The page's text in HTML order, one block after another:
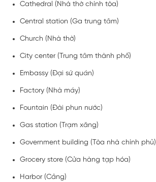
Cathedral (Nhà thờ chính tòa)
Central station (Ga trung tâm)
Church (Nhà thờ)
City center (Trung tâm thành phố)
Embassy (Đại sứ quán)
Factory (Nhà máy)
Fountain (Đài phun nước)
Gas station (Trạm xăng)
Government building (Tòa nhà chính phủ)
Grocery store (Cửa hàng tạp hóa)
Harbor (Cảng)